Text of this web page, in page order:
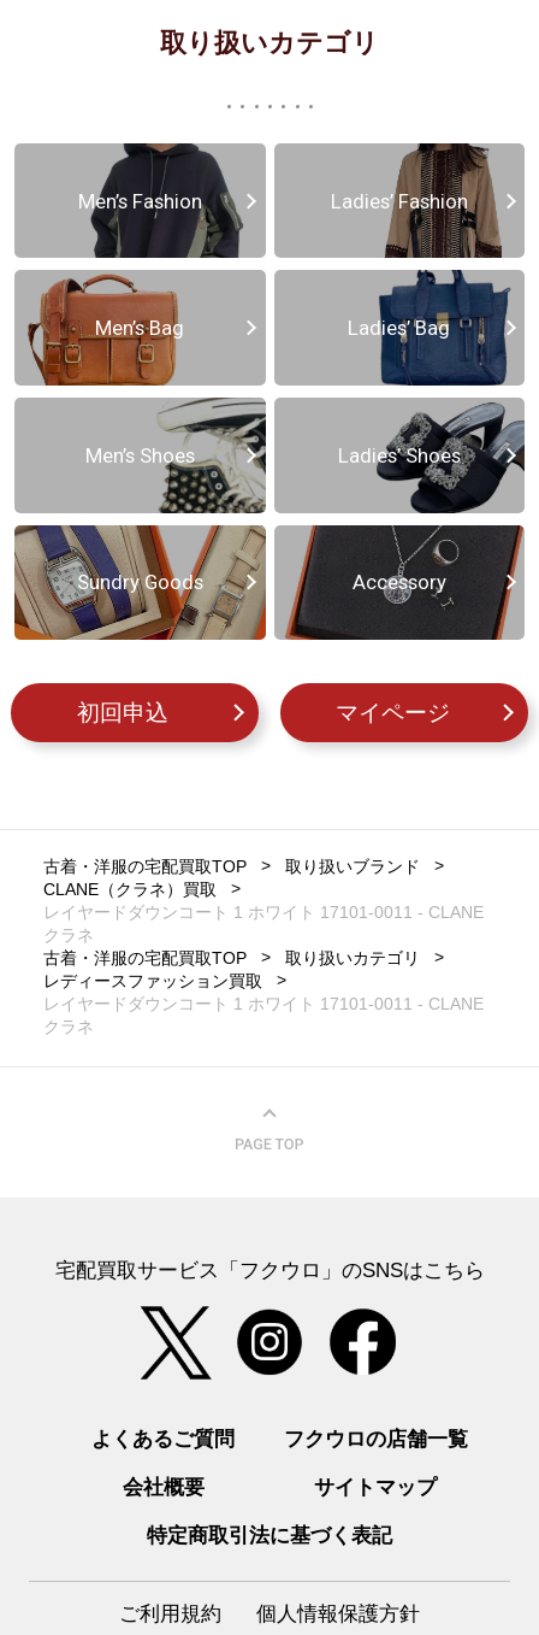
取り扱いカテゴリ
Men’s Fashion Ladies’ Fashion
Men’s Bag Ladies’ Bag
Men’s Shoes Ladies’ Shoes
Sundry Goods Accessory
初回申込 マイページ
古着・洋服の宅配買取TOP
取り扱いブランド
CLANE（クラネ）買取
レイヤードダウンコート 1 ホワイト 17101-0011 - CLANE
クラネ
古着・洋服の宅配買取TOP
取り扱いカテゴリ
レディースファッション買取
レイヤードダウンコート 1 ホワイト 17101-0011 - CLANE
クラネ
宅配買取サービス「フクウロ」のSNSはこちら
よくあるご質問 フクウロの店舗一覧
会社概要 サイトマップ
特定商取引法に基づく表記
ご利用規約 個人情報保護方針